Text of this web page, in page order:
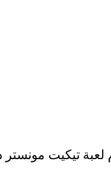
تيكيت مونستر